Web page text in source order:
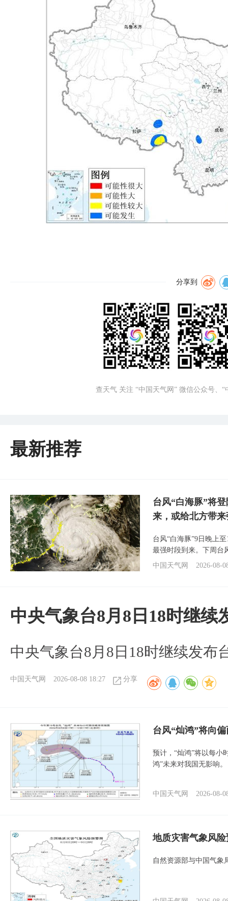
分享到
查天气 关注 “中国天气网” 微信公众号、
最新推荐
台风“白海豚”将
来，或给北方带
台风“白海豚”9日晚上
最强时段到来。下周台
中国天气网
2026-08-
中央气象台8月8日18时继续
中央气象台8月8日18时继续发布
中国天气网 2026-08-08 18:27 分享
台风“灿鸿”将向
预计，“灿鸿”将以每小
鸿”未来对我国无影响。
中国天气网 2026-08-
地质灾害气象风
自然资源部与中国气象